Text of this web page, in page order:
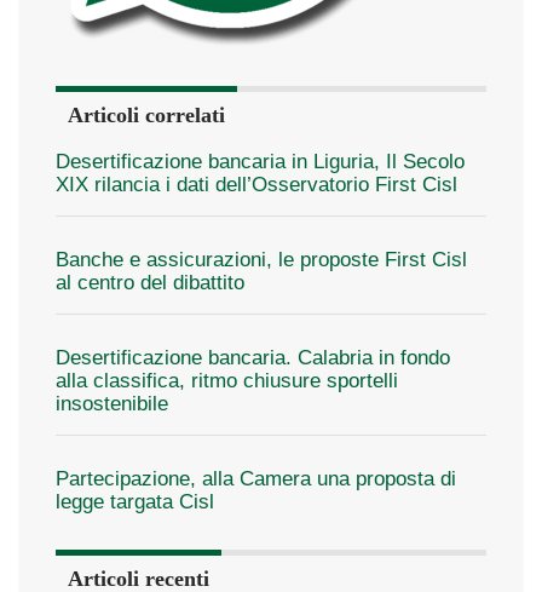
Articoli correlati
Desertificazione bancaria in Liguria, Il Secolo
XIX rilancia i dati dell’Osservatorio First Cisl
Banche e assicurazioni, le proposte First Cisl
al centro del dibattito
Desertificazione bancaria. Calabria in fondo
alla classifica, ritmo chiusure sportelli
insostenibile
Partecipazione, alla Camera una proposta di
legge targata Cisl
Articoli recenti